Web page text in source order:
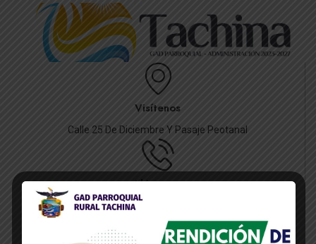
Visítenos
Calle 25 De Diciembre Y Pasaje Peotanal
Llámenos
062475091